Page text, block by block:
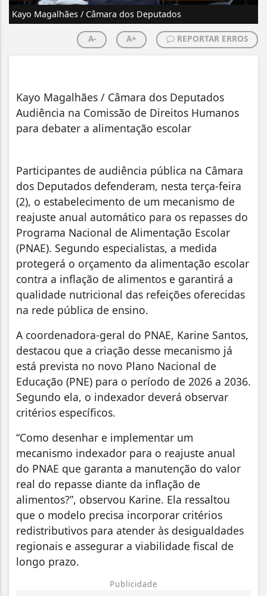
Kayo Magalhães / Câmara dos Deputados
A- A+ REPORTAR ERROS
Kayo Magalhães / Câmara dos Deputados
Audiência na Comissão de Direitos Humanos
para debater a alimentação escolar
Participantes de audiência pública na Câmara
dos Deputados defenderam, nesta terça-feira
(2), o estabelecimento de um mecanismo de
reajuste anual automático para os repasses do
Programa Nacional de Alimentação Escolar
(PNAE). Segundo especialistas, a medida
protegerá o orçamento da alimentação escolar
contra a inflação de alimentos e garantirá a
qualidade nutricional das refeições oferecidas
na rede pública de ensino.
A coordenadora-geral do PNAE, Karine Santos,
destacou que a criação desse mecanismo já
está prevista no novo Plano Nacional de
Educação (PNE) para o período de 2026 a 2036.
Segundo ela, o indexador deverá observar
critérios específicos.
“Como desenhar e implementar um
mecanismo indexador para o reajuste anual
do PNAE que garanta a manutenção do valor
real do repasse diante da inflação de
alimentos?”, observou Karine. Ela ressaltou
que o modelo precisa incorporar critérios
redistributivos para atender às desigualdades
regionais e assegurar a viabilidade fiscal de
longo prazo.
Publicidade